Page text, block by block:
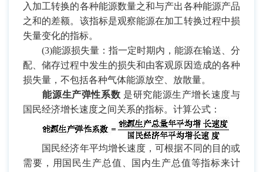
入加工转换的各种能源数量之和与产出各种能源产品
之和的差额。该指标是观察能源在加工转换过程中损
失量变化的指标。
(3)能源损失量：指一定时期内，能源在输送、分
配、储存过程中发生的损失和由客观原因造成的各种
损失量，不包括各种气体能源放空、放散量。
能源生产弹性系数 是研究能源生产增长速度与
国民经济增长速度之间关系的指标。计算公式：
国民经济年平均增长速度，可根据不同的目的或
需要，用国民生产总值、国内生产总值等指标来计